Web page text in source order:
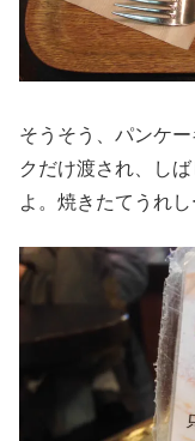
そうそう、パンケ
クだけ渡され、し
よ。焼きたてうれ